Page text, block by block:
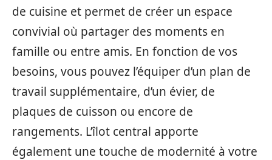
de cuisine et permet de créer un espace
convivial où partager des moments en
famille ou entre amis. En fonction de vos
besoins, vous pouvez l’équiper d’un plan de
travail supplémentaire, d’un évier, de
plaques de cuisson ou encore de
rangements. L’îlot central apporte
également une touche de modernité à votre